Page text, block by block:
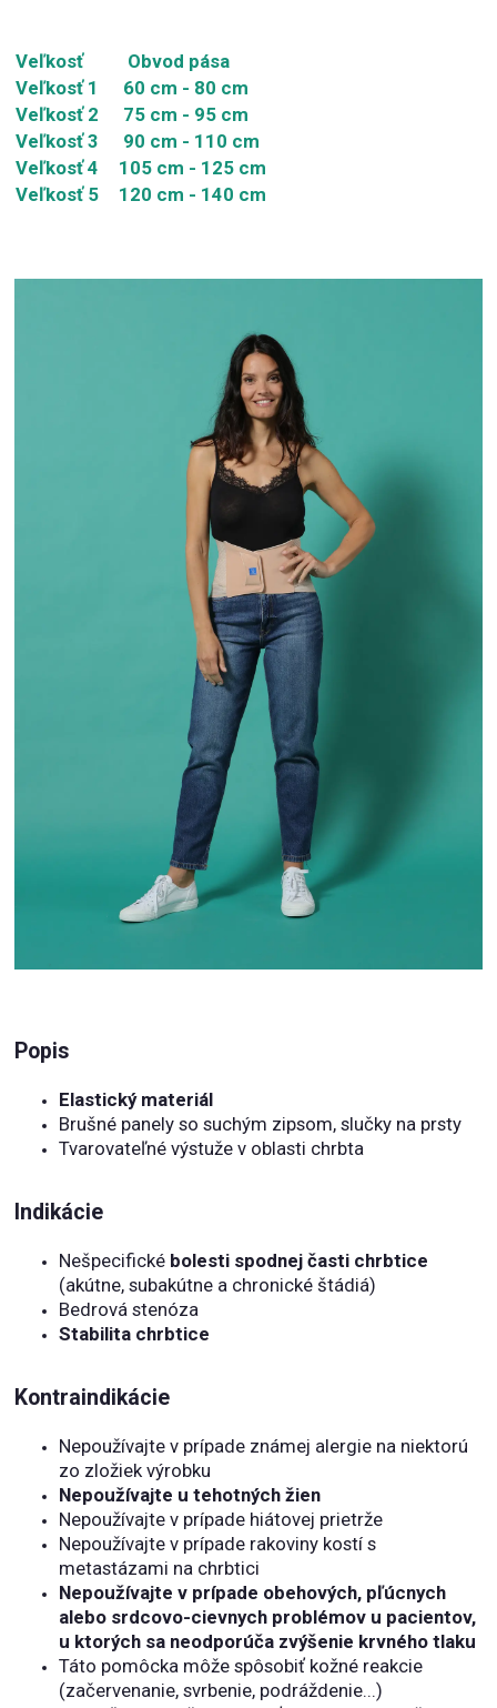
Veľkosť
Obvod pása
Veľkosť 1
60 cm - 80 cm
Veľkosť 2
75 cm - 95 cm
Veľkosť 3
90 cm - 110 cm
Veľkosť 4
105 cm - 125 cm
Veľkosť 5
120 cm - 140 cm
Popis
Elastický materiál
Brušné panely so suchým zipsom, slučky na prsty
Tvarovateľné výstuže v oblasti chrbta
Indikácie
Nešpecifické bolesti spodnej časti chrbtice
(akútne, subakútne a chronické štádiá)
Bedrová stenóza
Stabilita chrbtice
Kontraindikácie
Nepoužívajte v prípade známej alergie na niektorú
zo zložiek výrobku
Nepoužívajte u tehotných žien
Nepoužívajte v prípade hiátovej prietrže
Nepoužívajte v prípade rakoviny kostí s
metastázami na chrbtici
Nepoužívajte v prípade obehových, pľúcnych
alebo srdcovo-cievnych problémov u pacientov,
u ktorých sa neodporúča zvýšenie krvného tlaku
Táto pomôcka môže spôsobiť kožné reakcie
(začervenanie, svrbenie, podráždenie...)